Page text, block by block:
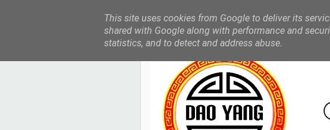
This site uses cookies from Google to deliver its
shared with Google along with performance and
statistics, and to detect and address abuse.